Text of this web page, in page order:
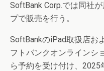
SoftBank Corp.では同社
プで販売を行う。
SoftBankのiPad取扱店お
フトバンクオンラインシ
ら予約を受け付け、